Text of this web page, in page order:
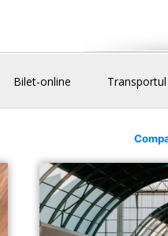
Bilet-online